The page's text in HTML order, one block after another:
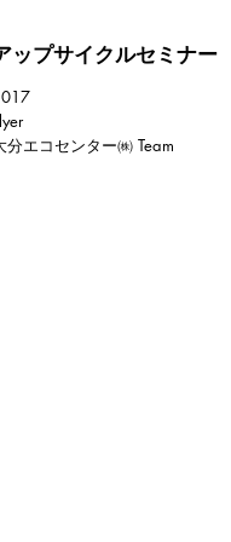
ップサイクルセミナー
分エコセンター㈱ Team